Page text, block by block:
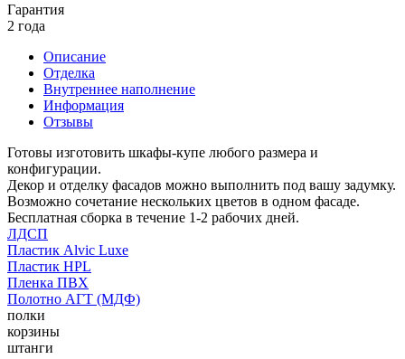
Гарантия
2 года
Описание
Отделка
Внутреннее наполнение
Информация
Отзывы
Готовы изготовить шкафы-купе любого размера и
конфигурации.
Декор и отделку фасадов можно выполнить под вашу задумку.
Возможно сочетание нескольких цветов в одном фасаде.
Бесплатная сборка в течение 1-2 рабочих дней.
ЛДСП
Пластик Alvic Luxe
Пластик HPL
Пленка ПВХ
Полотно АГТ (МДФ)
полки
корзины
штанги